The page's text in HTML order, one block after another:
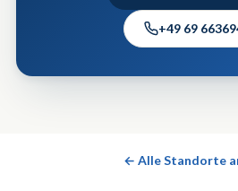
+49 69
← Alle Standorte